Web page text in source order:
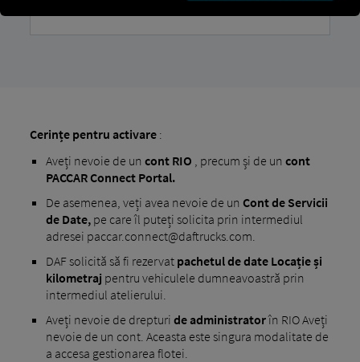
Cerințe pentru activare:
Aveți nevoie de un cont RIO , precum și de un cont
PACCAR Connect Portal.
De asemenea, veți avea nevoie de un Cont de Servicii
de Date,pe care îl puteți solicita prin intermediul
adresei paccar.connect@daftrucks.com.
DAF solicită să fi rezervat pachetul de date Locație și
kilometraj pentru vehiculele dumneavoastră prin
intermediul atelierului.
Aveți nevoie de drepturi de administratorîn RIO Aveți
nevoie de un cont. Aceasta este singura modalitate de
a accesa gestionarea flotei.